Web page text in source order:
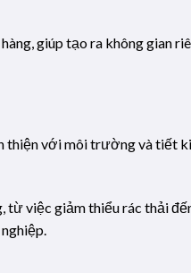
giúp tạo ra không gian
thiện với môi trường và tiết
từ việc giảm thiểu rác thải